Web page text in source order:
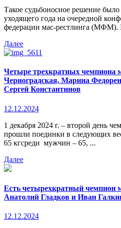
Такое судьбоносное решение
уходящего года на очередной
федерации мас-рестлинга (МФМ).
Далее
Четыре трехкратных чемпиона
Черноградская, Марина
Сергей Константинов
12.12.2024
1 декабря 2024 г. – второй день
прошли поединки в следующих
65 кгсреди мужчин – 65, ...
Далее
Есть четырехкратный чемпион
Анатолий Гладков и Иван
12.12.2024